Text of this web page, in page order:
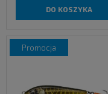
DO KOSZYKA
promocja